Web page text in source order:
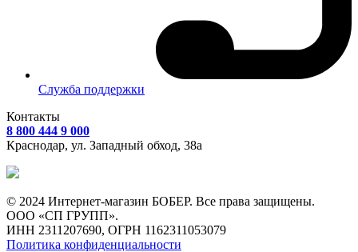
Служба поддержки
Контакты
8 800 444 9 000
Краснодар, ул. Западный обход, 38а
© 2024 Интернет-магазин БОБЕР. Все права защищены.
ООО «СП ГРУПП».
ИНН 2311207690, ОГРН 1162311053079
Политика конфиденциальности